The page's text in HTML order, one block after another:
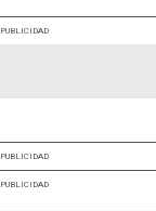
PUBLICIDAD
PUBLICIDAD
PUBLICIDAD